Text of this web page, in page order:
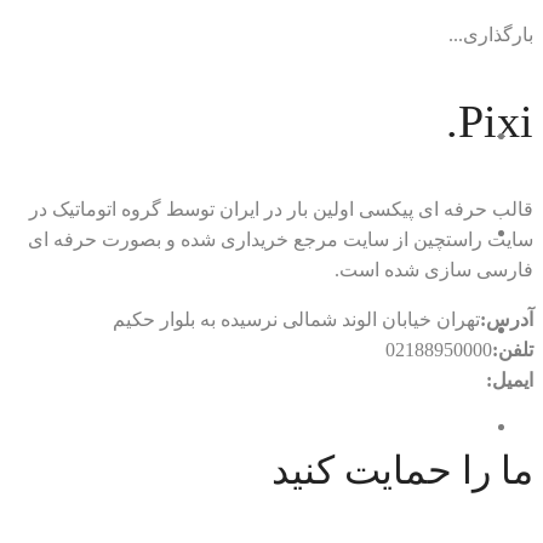
بارگذاری...
Pixi.
قالب حرفه ای پیکسی اولین بار در ایران توسط گروه اتوماتیک در
سایت راستچین از سایت مرجع خریداری شده و بصورت حرفه ای
فارسی سازی شده است.
آدرس:تهران خیابان الوند شمالی نرسیده به بلوار حکیم
تلفن:02188950000
ایمیل:
ما را حمایت کنید